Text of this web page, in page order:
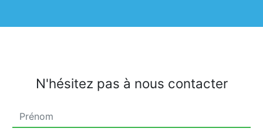
N'hésitez pas à nous contacter